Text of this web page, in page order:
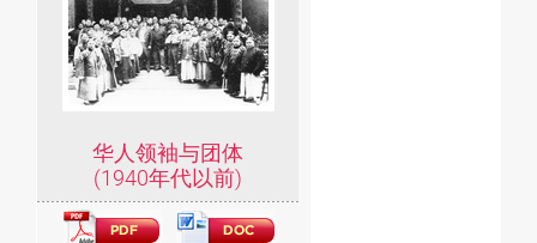
华人领袖与团体
(1940年代以前)